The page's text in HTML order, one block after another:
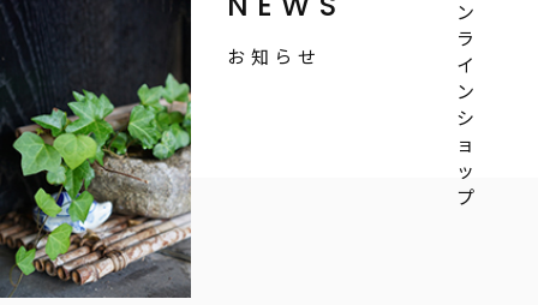
ン
ラ
イ
ン
シ
ョ
ッ
プ
お知らせ